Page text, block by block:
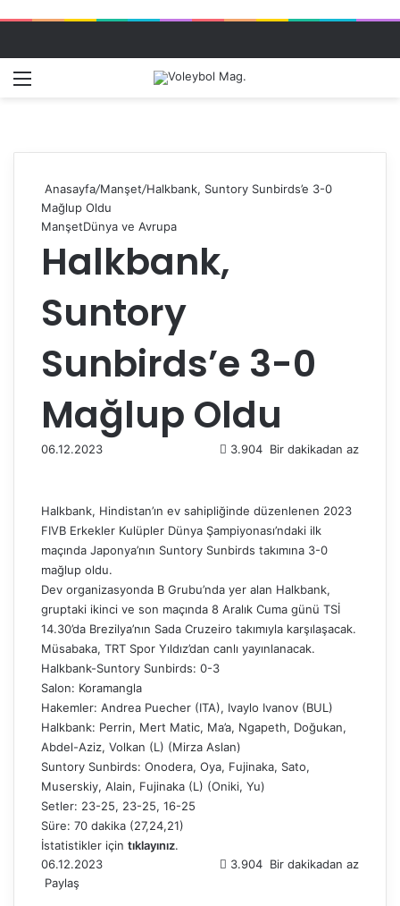
Anasayfa/Manşet/Halkbank, Suntory Sunbirds’e 3-0
Mağlup Oldu
ManşetDünya ve Avrupa
Halkbank,
Suntory
Sunbirds’e 3-0
Mağlup Oldu
06.12.2023 3.904 Bir dakikadan az
Halkbank, Hindistan’ın ev sahipliğinde düzenlenen 2023
FIVB Erkekler Kulüpler Dünya Şampiyonası’ndaki ilk
maçında Japonya’nın Suntory Sunbirds takımına 3-0
mağlup oldu.
Dev organizasyonda B Grubu’nda yer alan Halkbank,
gruptaki ikinci ve son maçında 8 Aralık Cuma günü TSİ
14.30’da Brezilya’nın Sada Cruzeiro takımıyla karşılaşacak.
Müsabaka, TRT Spor Yıldız’dan canlı yayınlanacak.
Halkbank-Suntory Sunbirds: 0-3
Salon: Koramangla
Hakemler: Andrea Puecher (ITA), Ivaylo Ivanov (BUL)
Halkbank: Perrin, Mert Matic, Ma’a, Ngapeth, Doğukan,
Abdel-Aziz, Volkan (L) (Mirza Aslan)
Suntory Sunbirds: Onodera, Oya, Fujinaka, Sato,
Muserskiy, Alain, Fujinaka (L) (Oniki, Yu)
Setler: 23-25, 23-25, 16-25
Süre: 70 dakika (27,24,21)
İstatistikler için tıklayınız.
06.12.2023
3.904 Bir dakikadan az
Paylaş